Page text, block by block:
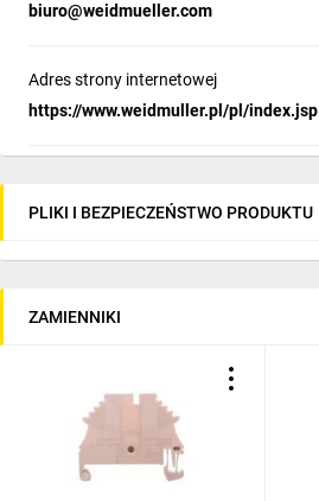
biuro@weidmueller.com
Adres strony internetowej
https://www.weidmuller.pl/pl/index.jsp
PLIKI I BEZPIECZEŃSTWO PRODUKTU
ZAMIENNIKI